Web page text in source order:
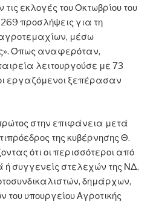
τις εκλογές του Οκτωβρίου του
προσλήψεις για τη
μέσω
Όπως αναφερόταν,
λειτουργούσε με 73
εργαζόμενοι ξεπέρασαν
στην επιφάνεια μετά
της κυβέρνησης Θ.
ότι οι περισσότεροι από
ή συγγενείς στελεχών της ΝΔ,
δημάρχων,
του υπουργείου Αγροτικής